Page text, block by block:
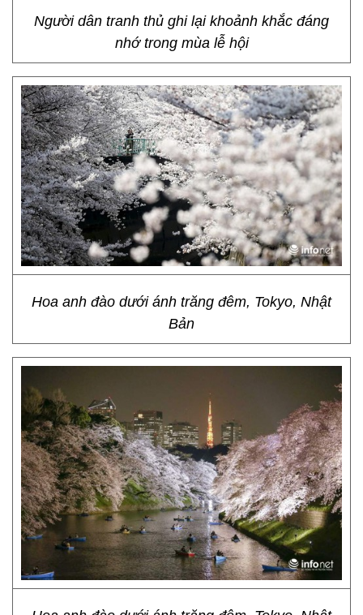
Người dân tranh thủ ghi lại khoảnh khắc đáng
nhớ trong mùa lễ hội
Hoa anh đào dưới ánh trăng đêm, Tokyo, Nhật
Bản